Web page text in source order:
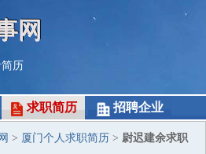
网
历
求职简历 招聘企业
> 厦门个人求职简历 > 尉迟建余求职